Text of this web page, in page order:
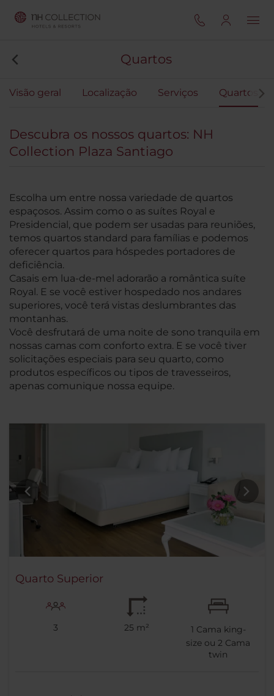
Quartos
Visão geral Localização Serviços Quartos
Descubra os nossos quartos: NH
Collection Plaza Santiago
Escolha um entre nossa variedade de quartos
espaçosos. Assim como o as suítes Royal e
Presidencial, que podem ser usadas para reuniões,
temos quartos standard para famílias e podemos
oferecer quartos para hóspedes portadores de
deficiência.
Casais em lua-de-mel adorarão a romântica suíte
Royal. E se você estiver hospedado nos andares
superiores, você terá vistas deslumbrantes das
montanhas.
Você desfrutará de uma noite de sono tranquila em
nossas camas com conforto extra. E se você tiver
solicitações especiais para seu quarto, como
produtos específicos ou tipos de travesseiros,
apenas comunique nossa equipe.
Quarto Superior
3 25 m² 1 Cama king-
size ou2 Cama
twin